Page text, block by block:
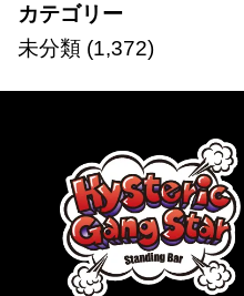
カテゴリー
未分類(1,372)